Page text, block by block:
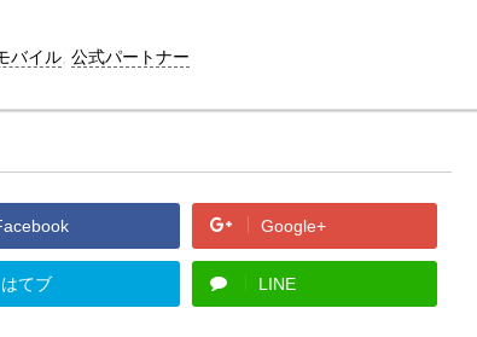
バイル 公式パートナー
Google+
はてブ LINE